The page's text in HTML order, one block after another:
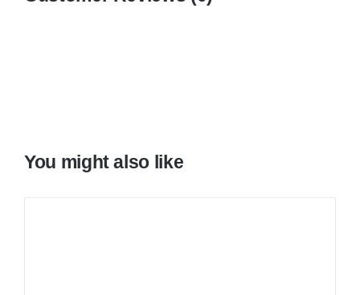
You might also like